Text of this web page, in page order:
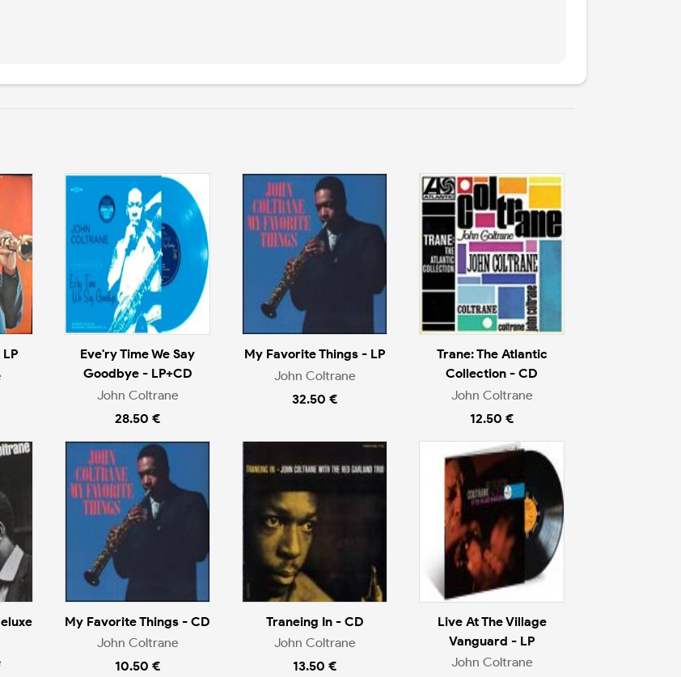
Eve'ry Time We Say
Goodbye - LP+CD
John Coltrane
28.50 €
My Favorite Things - LP
John Coltrane
32.50 €
Trane: The Atlantic
Collection - CD
John Coltrane
12.50 €
My Favorite Things - CD
John Coltrane
10.50 €
Traneing In - CD
John Coltrane
13.50 €
Live At The Village
Vanguard - LP
John Coltrane